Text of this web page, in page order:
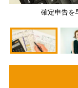
確定申告を